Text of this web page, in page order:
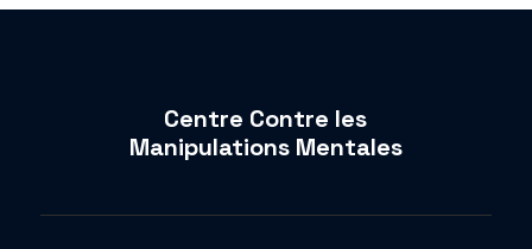
Centre Contre les
Manipulations Mentales